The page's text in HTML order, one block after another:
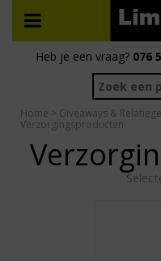
Heb je een vraag? 076
Home > Giveaways &
Verzorgingsproducten